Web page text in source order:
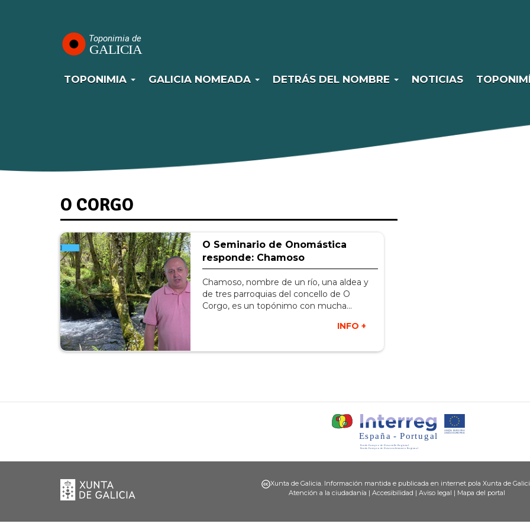
principal
TOPONIMIA GALICIA NOMEADA DETRÁS DEL NOMBRE NOTICIAS
O CORGO
O Seminario de Onomástica
responde: Chamoso
Chamoso, nombre de un río, una aldea y
de tres parroquias del concello de O
Corgo, es un topónimo con mucha...
INFO +
Xunta
de
Galicia
Xunta de Galicia. Información mantida e publicada en internet pola Xunta de
Atención a la ciudadanía | Accesibilidad | Aviso legal | Mapa del portal